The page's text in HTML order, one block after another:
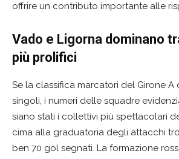
offrire un contributo importante alle
Vado e Ligorna dominano
più prolifici
Se la classifica marcatori del Girone A
singoli, i numeri delle squadre
siano stati i collettivi più spettacolari
cima alla graduatoria degli attacchi
ben 70 gol segnati. La formazione